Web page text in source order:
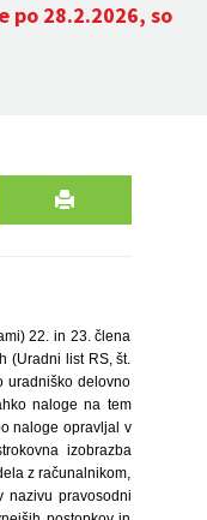
po 28.2.2026, so
22. in 23. člena
(Uradni list RS, št.
uradniško delovno
naloge na tem
naloge opravljal v
izobrazba
z računalnikom,
nazivu pravosodni